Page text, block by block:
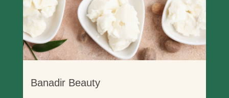
Banadir Beauty